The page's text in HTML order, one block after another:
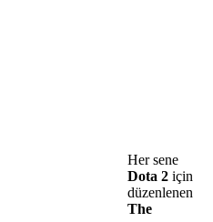
Her sene
Dota 2 için
düzenlenen
The